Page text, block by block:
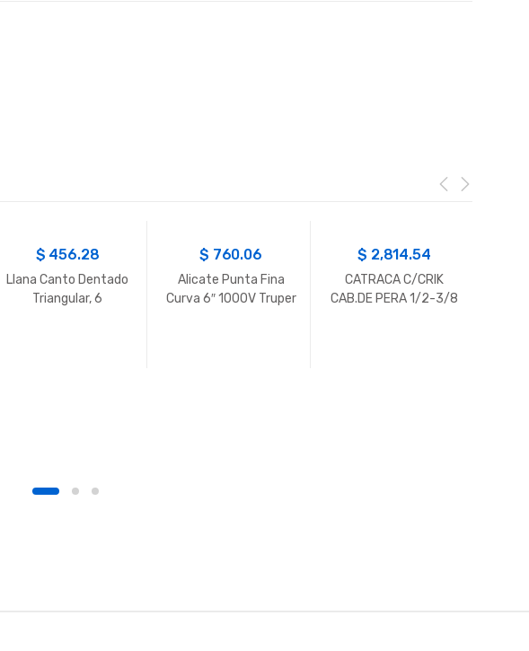
$ 456.28
Llana Canto Dentado
Triangular, 6
$ 760.06
Alicate Punta Fina
Curva 6″ 1000V Truper
$ 2,814.54
CATRACA C/CRIK
CAB.DE PERA 1/2-3/8